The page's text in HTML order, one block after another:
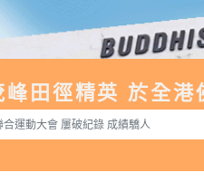
峰田徑精英 於全
運動大會 屢破紀錄 成績驕人